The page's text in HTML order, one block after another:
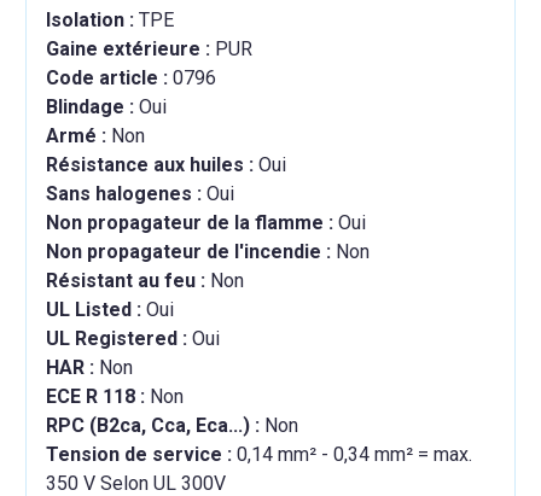
Isolation : TPE
Gaine extérieure : PUR
Code article : 0796
Blindage : Oui
Armé : Non
Résistance aux huiles : Oui
Sans halogenes : Oui
Non propagateur de la flamme : Oui
Non propagateur de l'incendie : Non
Résistant au feu : Non
UL Listed : Oui
UL Registered : Oui
HAR : Non
ECE R 118 : Non
RPC (B2ca, Cca, Eca...) : Non
Tension de service : 0,14 mm² - 0,34 mm² = max.
350 V Selon UL 300V